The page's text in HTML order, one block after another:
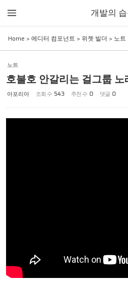
개발의
Home > 에디터 컴포넌트 > 위젯 빌더 > 노트
노트
호불호 안갈리는 걸그룹
아포리아 조회 수 543 추천 수 0 댓글 0